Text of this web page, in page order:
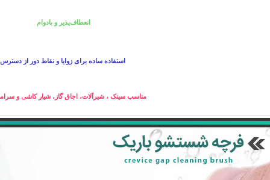
انعطاف‌پذیر و بادوام
استفاده ساده برای زوایا و نقاط دور از دسترس
مناسب سینک ، شیرآلات، اجاق گاز، شیار کاشی و